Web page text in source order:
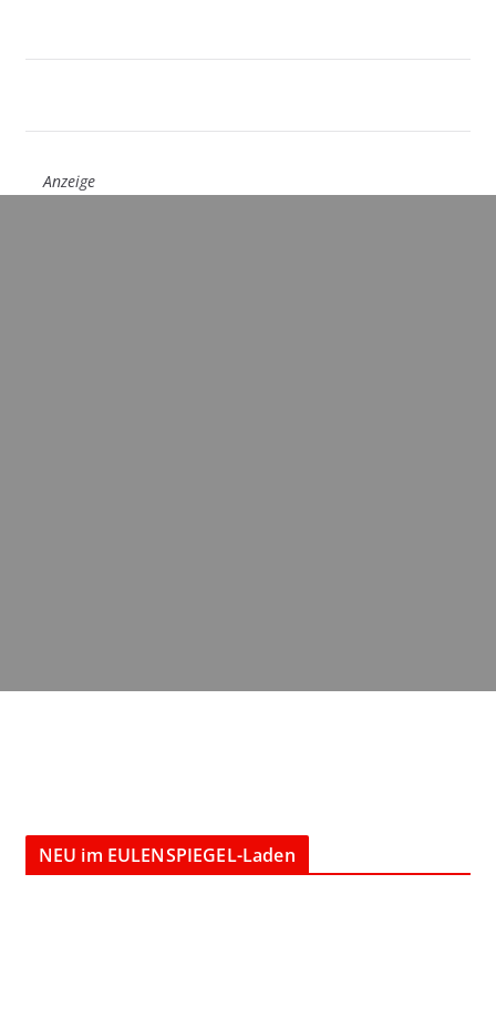
Anzeige
NEU im EULENSPIEGEL-Laden